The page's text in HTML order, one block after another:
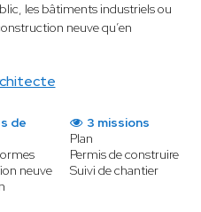
les bâtiments industriels ou
neuve qu’en
de
neuve
3 missions
Plan
Permis de construire
Suivi de chantier